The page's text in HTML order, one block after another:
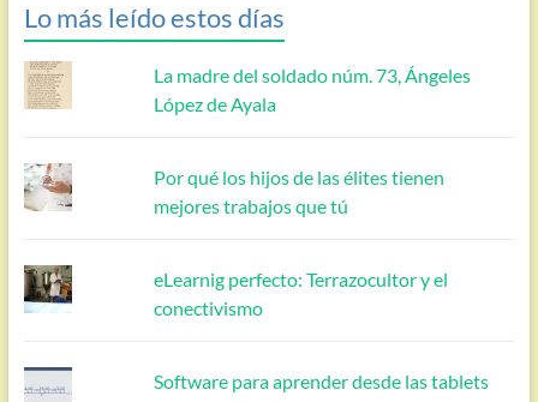
Lo más leído estos días
La madre del soldado núm. 73, Ángeles
López de Ayala
Por qué los hijos de las élites tienen
mejores trabajos que tú
eLearnig perfecto: Terrazocultor y el
conectivismo
Software para aprender desde las tablets